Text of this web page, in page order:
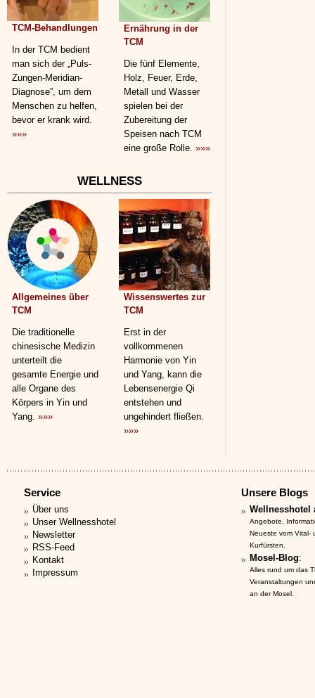
TCM-Behandlungen
In der TCM bedient
man sich der „Puls-
Zungen-Meridian-
Diagnose”, um dem
Menschen zu helfen,
bevor er krank wird.
»»»
Ernährung in der
TCM
Die fünf Elemente,
Holz, Feuer, Erde,
Metall und Wasser
spielen bei der
Zubereitung der
Speisen nach TCM
eine große Rolle. »»»
WELLNESS
Allgemeines über
TCM
Die traditionelle
chinesische Medizin
unterteilt die
gesamte Energie und
alle Organe des
Körpers in Yin und
Yang. »»»
Wissenswertes zur
TCM
Erst in der
vollkommenen
Harmonie von Yin
und Yang, kann die
Lebensenergie Qi
entstehen und
ungehindert fließen.
»»»
Service
Über uns
Unser Wellnesshotel
Newsletter
RSS-Feed
Kontakt
Impressum
Unsere Blogs
Wellnesshotel
Angebote,
Neueste vom Vital-
Kurfürsten.
Mosel-Blog:
Alles rund um das
Veranstaltungen
an der Mosel.